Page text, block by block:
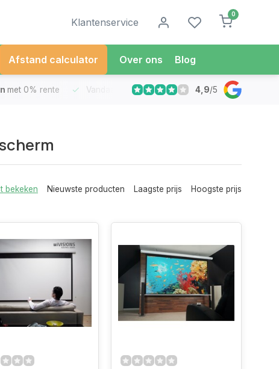
Klantenservice
0
Afstand calculator Over ons Blog
met 0% rente Vandaag besteldMorgen in Huis*
4,9/5
bekeken Nieuwste producten Laagste prijs Hoogste prijs